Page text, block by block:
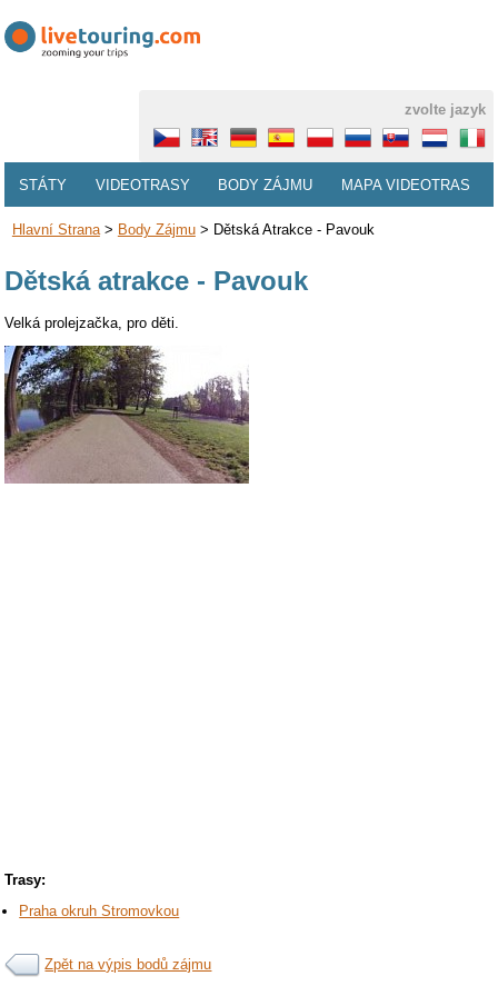
zvolte jazyk
STÁTY VIDEOTRASY BODY ZÁJMU MAPA VIDEOTRAS
Hlavní Strana> Body Zájmu> Dětská Atrakce - Pavouk
Dětská atrakce - Pavouk
Velká prolejzačka, pro děti.
Trasy:
Praha okruh Stromovkou
Zpět na výpis bodů zájmu